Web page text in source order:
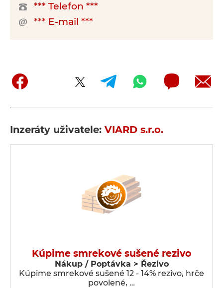
*** Telefon ***
*** E-mail ***
Inzeráty uživatele: VIARD s.r.o.
Kúpime smrekové sušené rezivo
Nákup / Poptávka > Řezivo
Kúpime smrekové sušené 12 - 14% rezivo, hrče
povolené, …